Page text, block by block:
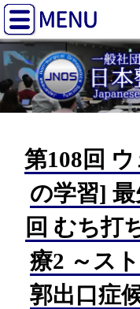
第108回
の学習]
回 むち打
療2 ～ス
郭出口症